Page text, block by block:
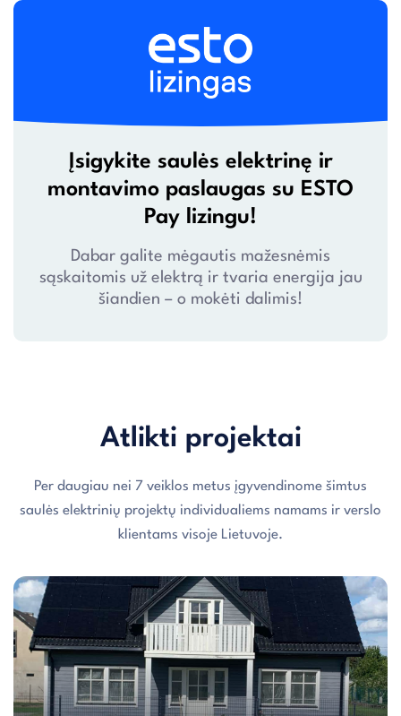
Įsigykite saulės elektrinę ir
montavimo paslaugas su ESTO
Pay lizingu!
Dabar galite mėgautis mažesnėmis
sąskaitomis už elektrą ir tvaria energija jau
šiandien – o mokėti dalimis!
Atlikti projektai
Per daugiau nei 7 veiklos metus įgyvendinome šimtus
saulės elektrinių projektų individualiems namams ir verslo
klientams visoje Lietuvoje.